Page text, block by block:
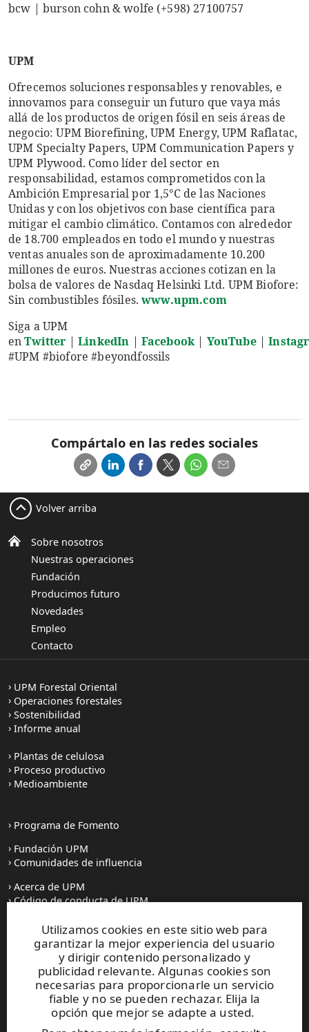
bcw | burson cohn & wolfe (+598) 27100757
UPM
Ofrecemos soluciones responsables y renovables, e
innovamos para conseguir un futuro que vaya más
allá de los productos de origen fósil en seis áreas de
negocio: UPM Biorefining, UPM Energy, UPM Raflatac,
UPM Specialty Papers, UPM Communication Papers y
UPM Plywood. Como líder del sector en
responsabilidad, estamos comprometidos con la
Ambición Empresarial por 1,5°C de las Naciones
Unidas y con los objetivos con base científica para
mitigar el cambio climático. Contamos con alrededor
de 18.700 empleados en todo el mundo y nuestras
ventas anuales son de aproximadamente 10.200
millones de euros. Nuestras acciones cotizan en la
bolsa de valores de Nasdaq Helsinki Ltd. UPM Biofore:
Sin combustibles fósiles.www.upm.com
Siga a UPM
enTwitter |LinkedIn | Facebook| YouTube|
#UPM #biofore #beyondfossils
Compártalo en las redes sociales
Utilizamos cookies en este sitio web para
garantizar la mejor experiencia del usuario
y dirigir contenido personalizado y
publicidad relevante. Algunas cookies son
necesarias para proporcionarle un servicio
fiable y no se pueden rechazar. Elija la
opción que mejor se adapte a usted.
Sobre nosotros
Nuestras operaciones
Fundación
Producimos futuro
Novedades
Empleo
Contacto
Volver arriba
UPM Forestal Oriental
Operaciones forestales
Sostenibilidad
Informe anual
Plantas de celulosa
Proceso productivo
Medioambiente
Programa de Fomento
Fundación UPM
Comunidades de influencia
Acerca de UPM
Código de conducta de UPM
Prensa
Todas las noticias
Contacto
Este sitio está protegido por reCAPTCHA y se aplican la